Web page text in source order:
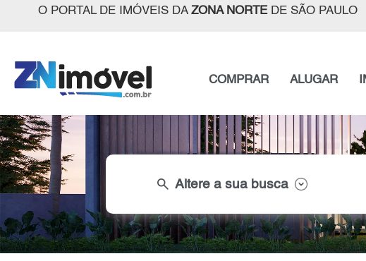
O PORTAL DE IMÓVEIS DA ZONA NORTEDE SÃO PAULO
COMPRAR ALUGAR
search Altere a sua busca